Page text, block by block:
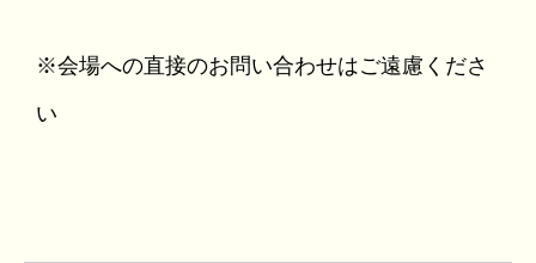
※会場への直接のお問い合わせはご遠慮くださ
い